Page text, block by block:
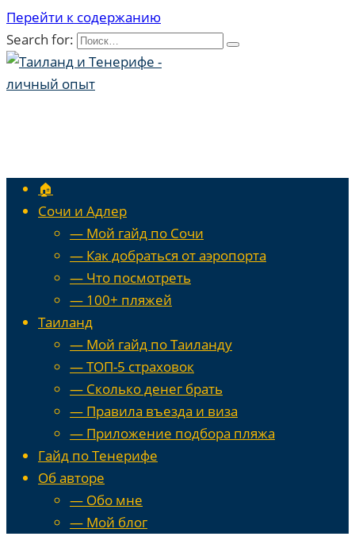
Перейти к содержанию
Search for:
🏠
Сочи и Адлер
— Мой гайд по Сочи
— Как добраться от аэропорта
— Что посмотреть
— 100+ пляжей
Таиланд
— Мой гайд по Таиланду
— ТОП-5 страховок
— Сколько денег брать
— Правила въезда и виза
— Приложение подбора пляжа
Гайд по Тенерифе
Об авторе
— Обо мне
— Мой блог